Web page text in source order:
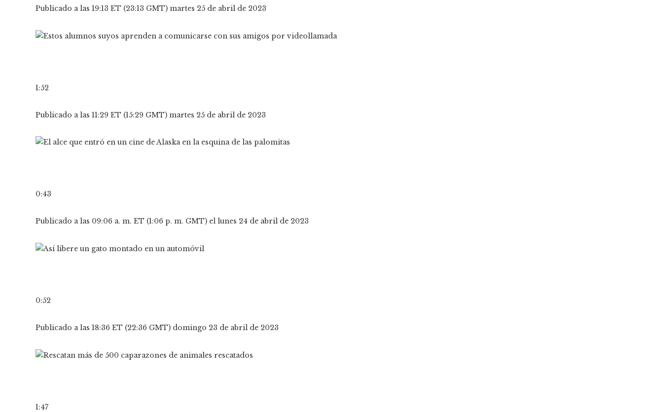
Publicado a las 19:13 ET (23:13 GMT) martes 25 de abril de 2023
1:52
Publicado a las 11:29 ET (15:29 GMT) martes 25 de abril de 2023
0:43
Publicado a las 09:06 a. m. ET (1:06 p. m. GMT) el lunes 24 de abril de 2023
0:52
Publicado a las 18:36 ET (22:36 GMT) domingo 23 de abril de 2023
1:47